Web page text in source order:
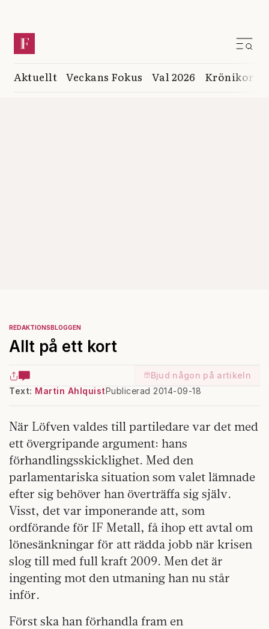
Aktuellt Veckans Fokus Val 2026 Krönikor
REDAKTIONSBLOGGEN
Allt på ett kort
Bjud någon på artikeln
Text: Martin AhlquistPublicerad 2014-09-18
När Löfven valdes till partiledare var det med
ett övergripande argument: hans
förhandlingsskicklighet. Med den
parlamentariska situation som valet lämnade
efter sig behöver han överträffa sig själv.
Visst, det var imponerande att, som
ordförande för IF Metall, få ihop ett avtal om
lönesänkningar för att rädda jobb när krisen
slog till med full kraft 2009. Men det är
ingenting mot den utmaning han nu står
inför.
Först ska han förhandla fram en